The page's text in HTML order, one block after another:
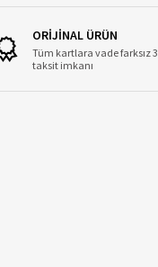
ORİJİNAL ÜRÜN
Tüm kartlara vade farksız 3
taksit imkanı